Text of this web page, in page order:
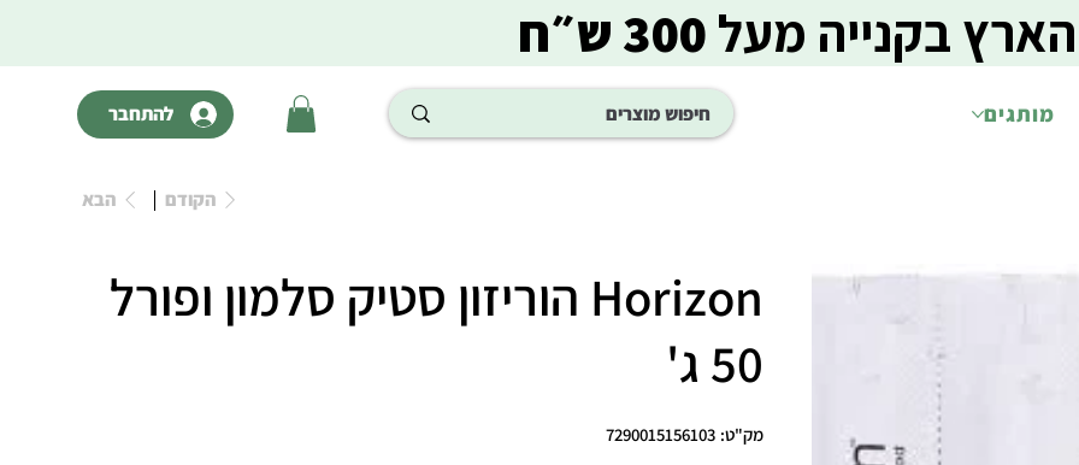
מותגים להתחבר
בקנייה מעל300 ש״ח
הקודם הבא
Horizon הוריזון סטיק סלמון ופורל
50 ג'
מק"ט:
מק"ט
7290015156103
7290015156103